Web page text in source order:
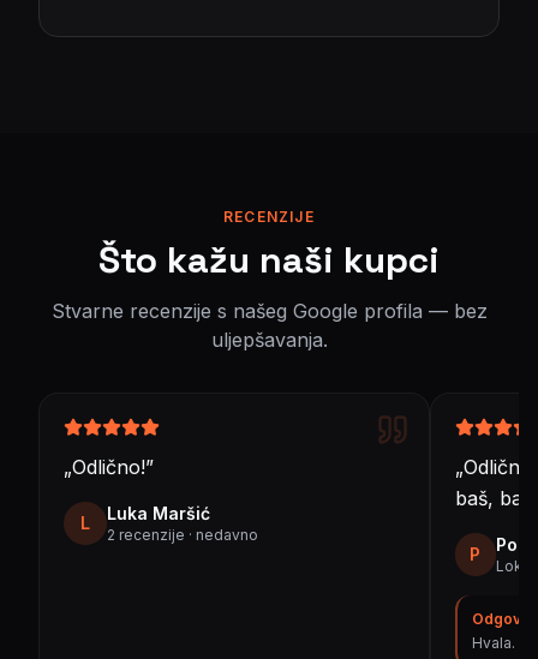
RECENZIJE
Što kažu naši kupci
Stvarne recenzije s našeg Google profila — bez
uljepšavanja.
„Odlično!”
L Luka Maršić
2 recenzije · nedavno
„Odlični!
baš,
P
Hvala.